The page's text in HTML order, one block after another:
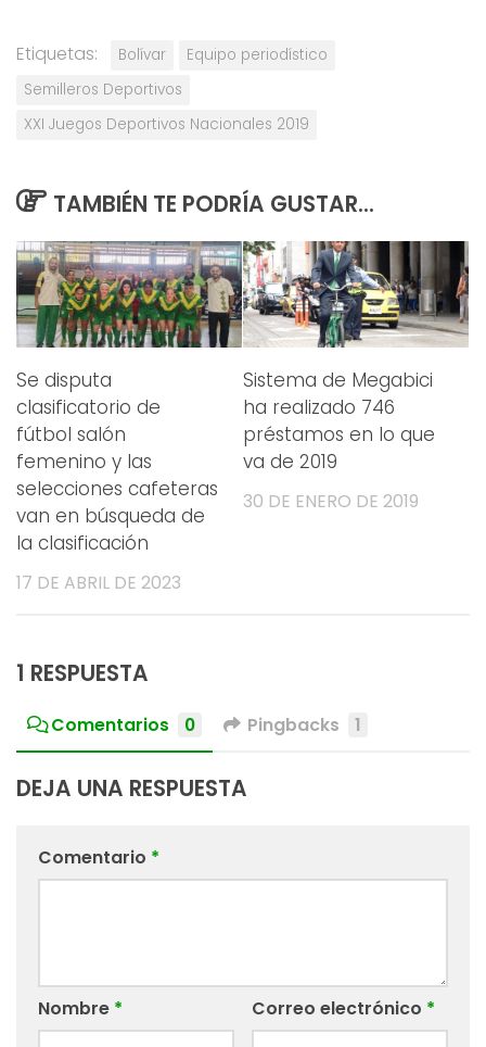
Etiquetas: Bolívar
Equipo periodístico
Semilleros Deportivos
XXI Juegos Deportivos Nacionales 2019
TAMBIÉN TE PODRÍA GUSTAR...
Se disputa
clasificatorio de
fútbol salón
femenino y las
selecciones cafeteras
van en búsqueda de
la clasificación
17 DE ABRIL DE 2023
Sistema de Megabici
ha realizado 746
préstamos en lo que
va de 2019
30 DE ENERO DE 2019
1 RESPUESTA
Comentarios 0 Pingbacks 1
DEJA UNA RESPUESTA
Comentario *
Nombre * Correo electrónico *